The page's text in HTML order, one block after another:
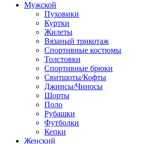
Мужской
Пуховики
Куртки
Жилеты
Вязаный трикотаж
Спортивные костюмы
Толстовки
Спортивные брюки
Свитшоты/Кофты
Джинсы/Чиносы
Шорты
Поло
Рубашки
Футболки
Кепки
Женский